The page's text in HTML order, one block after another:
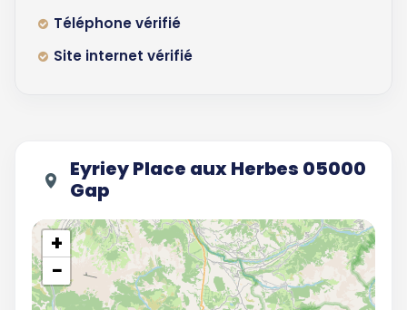
Téléphone vérifié
Site internet vérifié
Eyriey Place aux Herbes 05000
Gap
+
−